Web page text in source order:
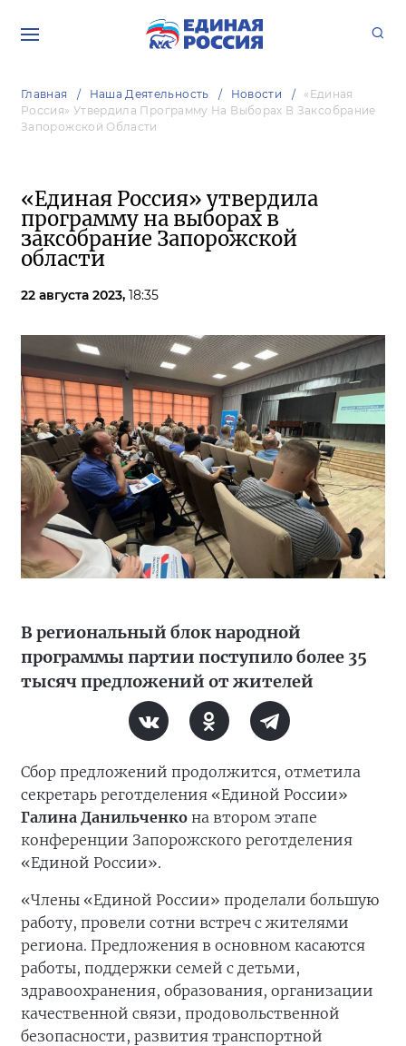
Главная Наша Деятельность Новости
«Единая
Россия» Утвердила Программу На Выборах В Заксобрание
Запорожской Области
«Единая Россия» утвердила
программу на выборах в
заксобрание Запорожской
области
22 августа 2023, 18:35
В региональный блок народной
программы партии поступило более 35
тысяч предложений от жителей
Сбор предложений продолжится, отметила
секретарь реготделения «Единой России»
Галина Данильченко на втором этапе
конференции Запорожского реготделения
«Единой России».
«Члены «Единой России» проделали большую
работу, провели сотни встреч с жителями
региона. Предложения в основном касаются
работы, поддержки семей с детьми,
здравоохранения, образования, организации
качественной связи, продовольственной
безопасности, развития транспортной